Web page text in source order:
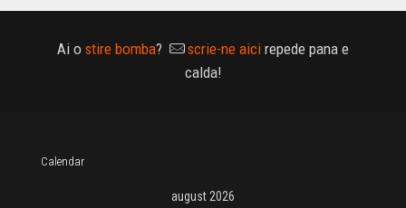
Ai o stire bomba? scrie-ne aici repede pana e
calda!
Calendar
august 2026